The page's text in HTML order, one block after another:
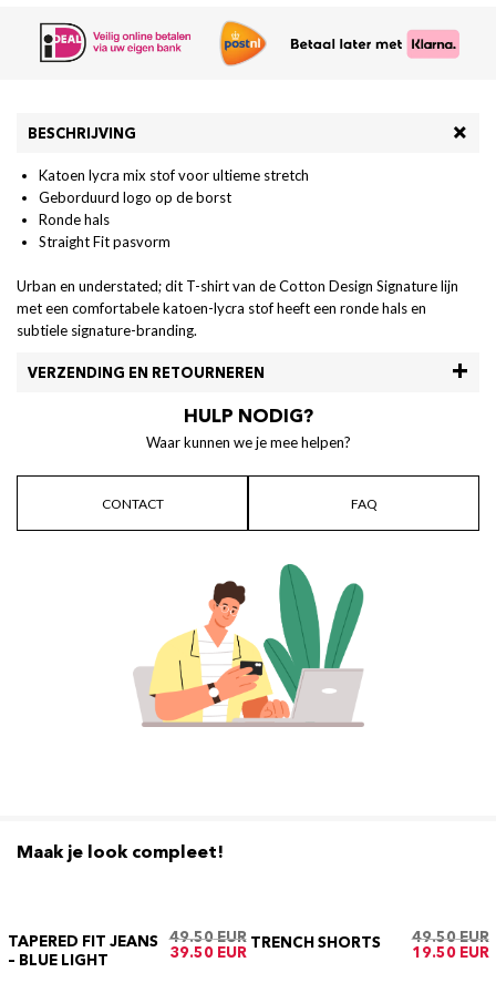
BESCHRIJVING
Katoen lycra mix stof voor ultieme stretch
Geborduurd logo op de borst
Ronde hals
Straight Fit pasvorm
Urban en understated; dit T-shirt van de Cotton Design Signature lijn
met een comfortabele katoen-lycra stof heeft een ronde hals en
subtiele signature-branding.
VERZENDING EN RETOURNEREN
HULP NODIG?
Waar kunnen we je mee helpen?
CONTACT FAQ
Maak je look compleet!
TAPERED FIT JEANS
– BLUE LIGHT
49.50
Oorspronkelijke
39.50
Huidige
TRENCH SHORTS 49.50
19.50